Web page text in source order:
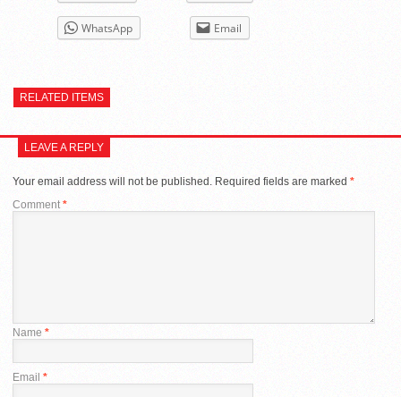
WhatsApp Email
RELATED ITEMS
LEAVE A REPLY
Your email address will not be published. Required fields are marked *
Comment*
Name *
Email *